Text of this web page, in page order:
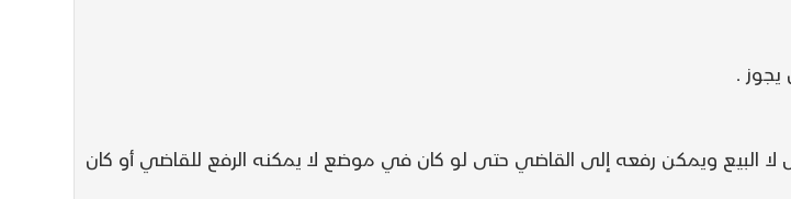
.
لا البيع ويمكن رفعه إلى القاضي حتى لو كان في موضع لا يمكنه الرفع للقاضي أو كان